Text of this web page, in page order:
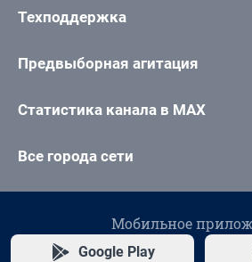
Техподдержка
Предвыборная агитация
Статистика канала в MAX
Все города сети
Мобильное
Google Play